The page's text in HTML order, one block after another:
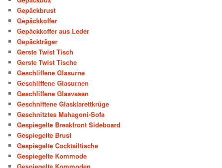
Gepäckbrust
Gepäckkoffer
Gepäckkoffer aus Leder
Gepäckträger
Gerste Twist Tisch
Gerste Twist Tische
Geschliffene Glasurne
Geschliffene Glasurnen
Geschliffene Glasvasen
Geschnittene Glasklarettkrüge
Geschnitztes Mahagoni-Sofa
Gespiegelte Breakfront Sideboard
Gespiegelte Brust
Gespiegelte Cocktailtische
Gespiegelte Kommode